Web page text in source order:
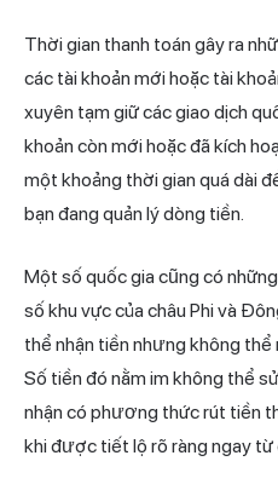
Thờigian thanh toán gây ra
các tài khoản mới hoặc tài
xuyên tạm giữ các giao dịch
khoản còn mới hoặc đã kích
một khoảng thời gian quá dài
bạn đang quản lý dòng tiền.
Một số quốc gia cũng có
số khu vực của châu Phi và
thể nhận tiền nhưng không
Số tiền đó nằm im không thể
nhận có phương thức rút tiền
khi được tiết lộ rõ ràng ngay từ